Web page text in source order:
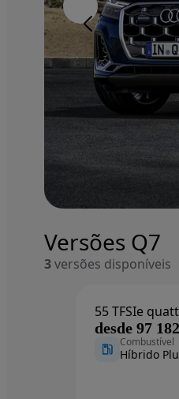
Versões Q7
3versões disponíveis
55 TFSIe
desde 97
Combustível
Híbrido